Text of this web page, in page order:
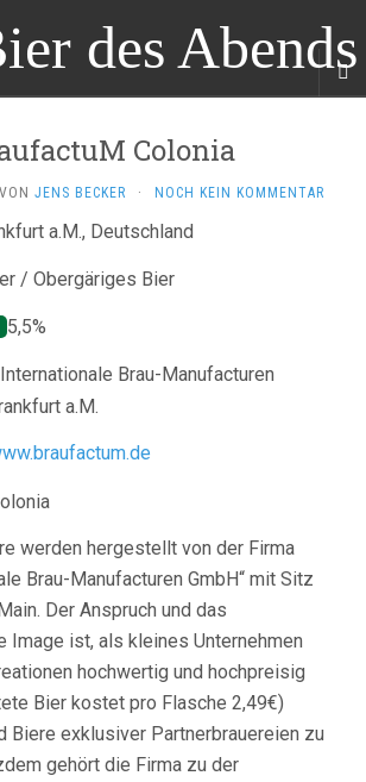
Colonia
VON JENS BECKER · NOCH KEIN KOMMENTAR
a.M., Deutschland
/ Obergäriges Bier
5,5%
Brau-Manufacturen
a.M.
werden hergestellt von der Firma
Brau-Manufacturen GmbH“ mit Sitz
Der Anspruch und das
Image ist, als kleines Unternehmen
hochwertig und hochpreisig
Bier kostet pro Flasche 2,49€)
Biere exklusiver Partnerbrauereien zu
gehört die Firma zu der